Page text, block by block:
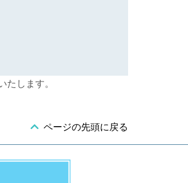
たします。
ページの先頭に戻る